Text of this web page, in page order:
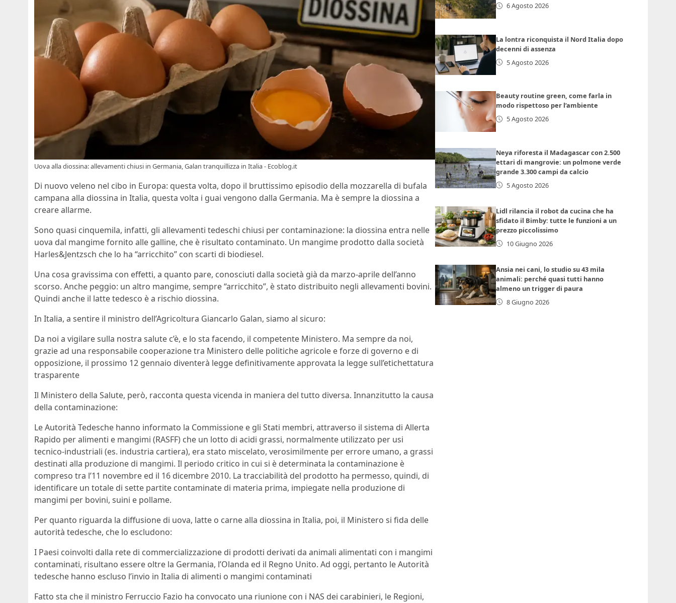
Uova alla diossina: allevamenti chiusi in Germania, Galan tranquillizza in Italia - Ecoblog.it
Di nuovo veleno nel cibo in Europa: questa volta, dopo il bruttissimo episodio della mozzarella di bufala
campana alla diossina in Italia, questa volta i guai vengono dalla Germania. Ma è sempre la diossina a
creare allarme.
Sono quasi cinquemila, infatti, gli allevamenti tedeschi chiusi per contaminazione: la diossina entra nelle
uova dal mangime fornito alle galline, che è risultato contaminato. Un mangime prodotto dalla società
Harles&Jentzsch che lo ha “arricchito” con scarti di biodiesel.
Una cosa gravissima con effetti, a quanto pare, conosciuti dalla società già da marzo-aprile dell’anno
scorso. Anche peggio: un altro mangime, sempre “arricchito”, è stato distribuito negli allevamenti bovini.
Quindi anche il latte tedesco è a rischio diossina.
In Italia, a sentire il ministro dell’Agricoltura Giancarlo Galan, siamo al sicuro:
Da noi a vigilare sulla nostra salute c’è, e lo sta facendo, il competente Ministero. Ma sempre da noi,
grazie ad una responsabile cooperazione tra Ministero delle politiche agricole e forze di governo e di
opposizione, il prossimo 12 gennaio diventerà legge definitivamente approvata la legge sull’etichettatura
trasparente
Il Ministero della Salute, però, racconta questa vicenda in maniera del tutto diversa. Innanzitutto la causa
della contaminazione:
Le Autorità Tedesche hanno informato la Commissione e gli Stati membri, attraverso il sistema di Allerta
Rapido per alimenti e mangimi (RASFF) che un lotto di acidi grassi, normalmente utilizzato per usi
tecnico-industriali (es. industria cartiera), era stato miscelato, verosimilmente per errore umano, a grassi
destinati alla produzione di mangimi. Il periodo critico in cui si è determinata la contaminazione è
compreso tra l’11 novembre ed il 16 dicembre 2010. La tracciabilità del prodotto ha permesso, quindi, di
identificare un totale di sette partite contaminate di materia prima, impiegate nella produzione di
mangimi per bovini, suini e pollame.
Per quanto riguarda la diffusione di uova, latte o carne alla diossina in Italia, poi, il Ministero si fida delle
autorità tedesche, che lo escludono:
I Paesi coinvolti dalla rete di commercializzazione di prodotti derivati da animali alimentati con i mangimi
contaminati, risultano essere oltre la Germania, l’Olanda ed il Regno Unito. Ad oggi, pertanto le Autorità
tedesche hanno escluso l’invio in Italia di alimenti o mangimi contaminati
Fatto sta che il ministro Ferruccio Fazio ha convocato una riunione con i NAS dei carabinieri, le Regioni,
6 Agosto 2026
La lontra riconquista il Nord Italia dopo
decenni di assenza
5 Agosto 2026
Beauty routine green, come farla in
modo rispettoso per l’ambiente
5 Agosto 2026
Neya riforesta il Madagascar con 2.500
ettari di mangrovie: un polmone verde
grande 3.300 campi da calcio
5 Agosto 2026
Lidl rilancia il robot da cucina che ha
sfidato il Bimby: tutte le funzioni a un
prezzo piccolissimo
10 Giugno 2026
Ansia nei cani, lo studio su 43 mila
animali: perché quasi tutti hanno
almeno un trigger di paura
8 Giugno 2026